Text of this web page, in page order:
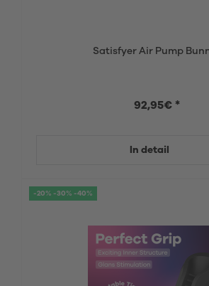
Satisfyer Air Pump
92,95€ *
In detail
-20% -30% -40%